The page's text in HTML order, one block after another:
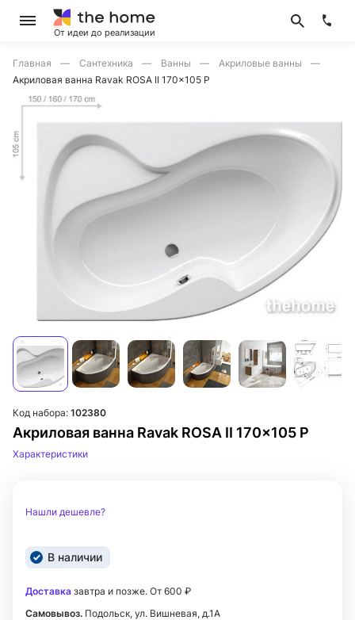
От идеи до реализации
Главная Сантехника Ванны
Акриловые ванны
Акриловая ванна Ravak ROSA II 170x105 P
Акриловая ванна Ravak ROSA II 170x105 P
Код набора: 102380
Характеристики
Нашли дешевле?
В наличии
Доставка завтра и позже. От 600 ₽
Самовывоз. Подольск, ул. Вишневая, д.1А